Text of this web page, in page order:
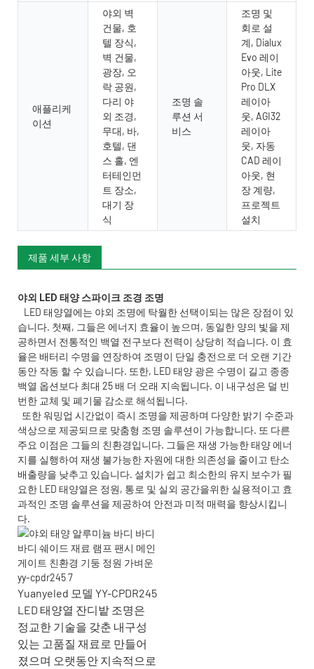
애플리케
이션
야외 벽
건물, 호
텔 장식,
벽 건물,
광장, 오
락 공원,
다리 야
외 조경,
무대, 바,
호텔, 댄
스 홀, 엔
터테인먼
트 장소,
대기 장
식
조명 솔
루션 서
비스
조명 및
회로 설
계, Dialux
Evo 레이
아웃, Lite
Pro DLX
레이아
웃, AGI32
레이아
웃, 자동
CAD 레이
아웃, 현
장 계량,
프로젝트
설치
제품 세부 사항
LED 태양열에는 야외 조명에 탁월한 선택이되는 많은 장점이 있
습니다. 첫째, 그들은 에너지 효율이 높으며, 동일한 양의 빛을 제
공하면서 전통적인 백열 전구보다 전력이 상당히 적습니다. 이 효
율은 배터리 수명을 연장하여 조명이 단일 충전으로 더 오랜 기간
동안 작동 할 수 있습니다. 또한, LED 태양 광은 수명이 길고 종종
백열 옵션보다 최대 25 배 더 오래 지속됩니다. 이 내구성은 덜 빈
번한 교체 및 폐기물 감소로 해석됩니다.
또한 워밍업 시간없이 즉시 조명을 제공하며 다양한 밝기 수준과
색상으로 제공되므로 맞춤형 조명 솔루션이 가능합니다. 또 다른
주요 이점은 그들의 친환경입니다. 그들은 재생 가능한 태양 에너
지를 실행하여 재생 불가능한 자원에 대한 의존성을 줄이고 탄소
배출량을 낮추고 있습니다. 설치가 쉽고 최소한의 유지 보수가 필
요한 LED 태양열은 정원, 통로 및 실외 공간을위한 실용적이고 효
과적인 조명 솔루션을 제공하여 안전과 미적 매력을 향상시킵니
다.
Yuanyeled 모델 YY-CPDR245
LED 태양열 잔디밭 조명은
정교한 기술을 갖춘 내구성
있는 고품질 재료로 만들어
졌으며 오랫동안 지속적으로